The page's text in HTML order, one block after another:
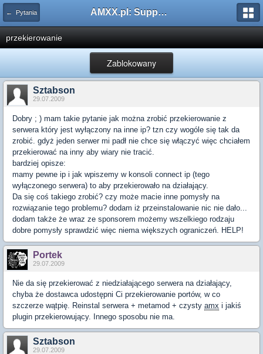
← Pytania AMXX.pl: Support AMX Mod X i SourceMod
przekierowanie
Zablokowany
Sztabson
29.07.2009
Dobry ; ) mam takie pytanie jak można zrobić przekierowanie z
serwera który jest wyłączony na inne ip? tzn czy wogóle się tak da
zrobić. gdyż jeden serwer mi padł nie chce się włączyć więc chciałem
przekierować na inny aby wiary nie tracić.
bardziej opisze:
mamy pewne ip i jak wpiszemy w konsoli connect ip (tego
wyłączonego serwera) to aby przekierowało na działający.
Da się coś takiego zrobić? czy może macie inne pomysły na
rozwiązanie tego problemu? dodam iż przeinstalowanie nic nie dało...
dodam także że wraz ze sponsorem możemy wszelkiego rodzaju
dobre pomysły sprawdzić więc niema większych ograniczeń. HELP!
Portek
29.07.2009
Nie da się przekierować z niedziałającego serwera na działający,
chyba że dostawca udostępni Ci przekierowanie portów, w co
szczerze wątpię. Reinstal serwera + metamod + czysty amx i jakiś
plugin przekierowujący. Innego sposobu nie ma.
Sztabson
29.07.2009